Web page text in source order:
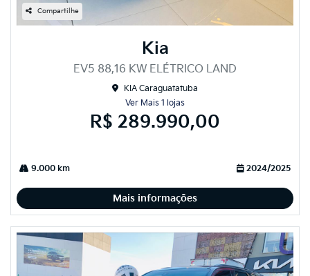
Compartilhe
Kia
EV5 88,16 KW ELÉTRICO LAND
KIA Caraguatatuba
Ver Mais 1 lojas
R$ 289.990,00
9.000 km 2024/2025
Mais informações